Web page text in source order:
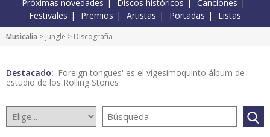
Próximas novedades
Discos históricos
Canciones
Festivales
Premios Artistas Portadas Listas
Musicalia > Jungle > Discografía
Destacado: 'Foreign tongues' es el vigesimoquinto álbum de
estudio de los Rolling Stones